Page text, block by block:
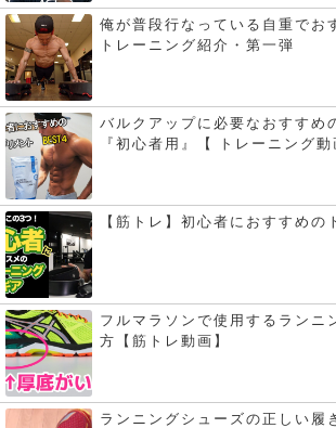
俺が普段行なっている自重でお
トレーニング紹介・第一弾
バルクアップに必要なおすすめ
『初心者用』【 トレーニング動
【筋トレ】初心者におすすめの
フルマラソンで使用するランニ
方【筋トレ動画】
ランニングシューズの正しい